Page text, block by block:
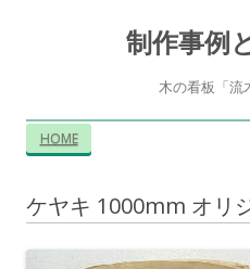
制作事例
木の看板「流
HOME
ケヤキ 1000mm オリ